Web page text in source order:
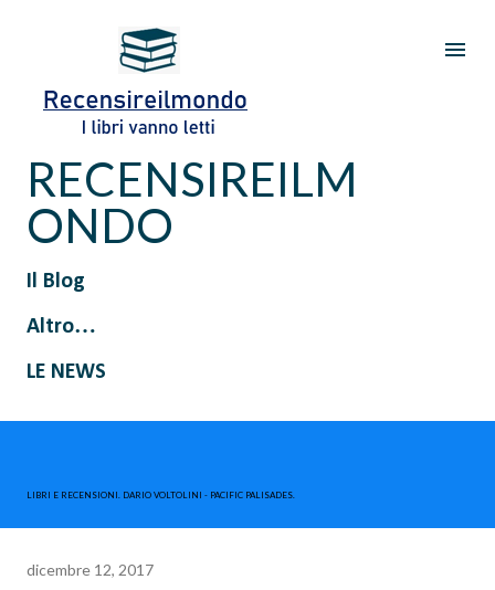
Passa ai contenuti principali
RECENSIREILM
ONDO
Il Blog
Altro…
LE NEWS
LIBRI E RECENSIONI. DARIO VOLTOLINI - PACIFIC PALISADES.
dicembre 12, 2017